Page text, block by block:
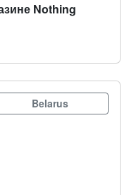
Nothing
Belarus